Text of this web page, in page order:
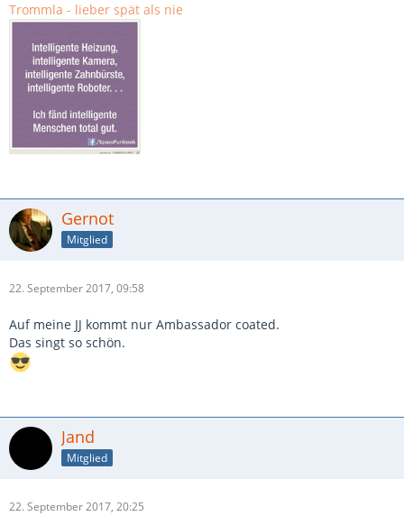
Trommla - lieber spät als nie
Gernot
Mitglied
22. September 2017, 09:58
Auf meine JJ kommt nur Ambassador coated.
Das singt so schön.
Jand
Mitglied
22. September 2017, 20:25